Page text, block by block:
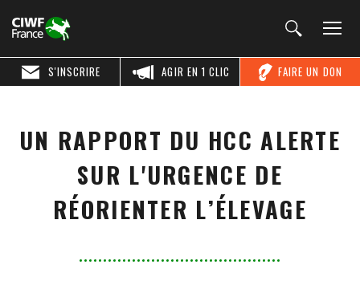
FAIRE UN DON
AGIR EN 1 CLIC
S'INSCRIRE
UN RAPPORT DU HCC ALERTE
SUR L'URGENCE DE
RÉORIENTER L’ÉLEVAGE